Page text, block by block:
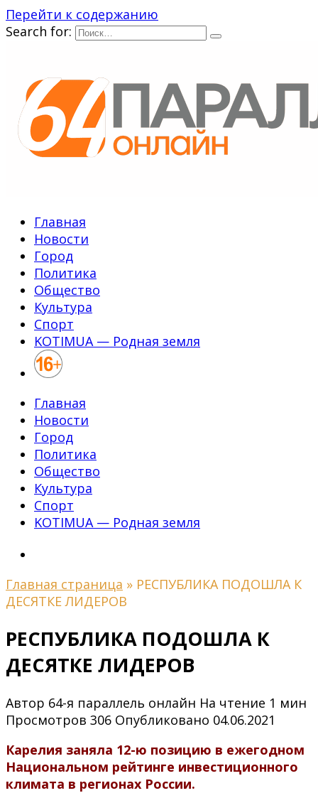
Перейти к содержанию
Search for:
Главная
Новости
Город
Политика
Общество
Культура
Спорт
KOTIMUA — Родная земля
Главная
Новости
Город
Политика
Общество
Культура
Спорт
KOTIMUA — Родная земля
Главная страница » РЕСПУБЛИКА ПОДОШЛА К
ДЕСЯТКЕ ЛИДЕРОВ
РЕСПУБЛИКА ПОДОШЛА К
ДЕСЯТКЕ ЛИДЕРОВ
Автор 64-я параллель онлайн На чтение 1 мин
Просмотров 306 Опубликовано 04.06.2021
Карелия заняла 12-ю позицию в ежегодном
Национальном рейтинге инвестиционного
климата в регионах России.